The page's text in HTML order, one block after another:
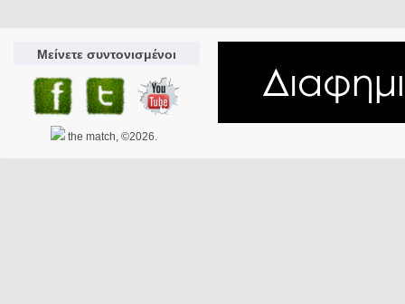
Μείνετε συντονισμένοι
the match, ©2026.